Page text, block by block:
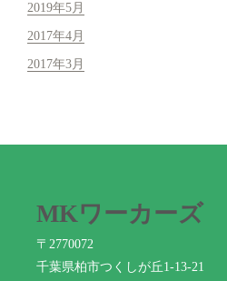
2019年5月
2017年4月
2017年3月
MKワーカーズ
〒2770072
千葉県柏市つくしが丘1-13-21